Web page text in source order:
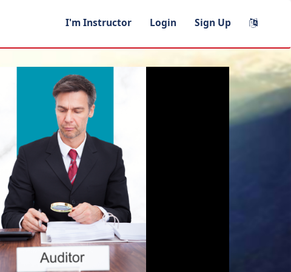
I'm Instructor Login Sign Up